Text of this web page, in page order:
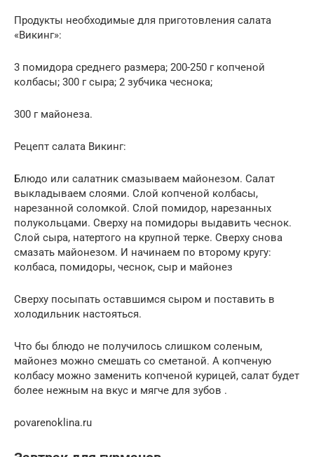
Продукты необходимые для приготовления салата
«Викинг»:
3 помидора среднего размера; 200-250 г копченой
колбасы; 300 г сыра; 2 зубчика чеснока;
300 г майонеза.
Рецепт салата Викинг:
Блюдо или салатник смазываем майонезом. Салат
выкладываем слоями. Слой копченой колбасы,
нарезанной соломкой. Слой помидор, нарезанных
полукольцами. Сверху на помидоры выдавить чеснок.
Слой сыра, натертого на крупной терке. Сверху снова
смазать майонезом. И начинаем по второму кругу:
колбаса, помидоры, чеснок, сыр и майонез
Сверху посыпать оставшимся сыром и поставить в
холодильник настояться.
Что бы блюдо не получилось слишком соленым,
майонез можно смешать со сметаной. А копченую
колбасу можно заменить копченой курицей, салат будет
более нежным на вкус и мягче для зубов .
povarenoklina.ru